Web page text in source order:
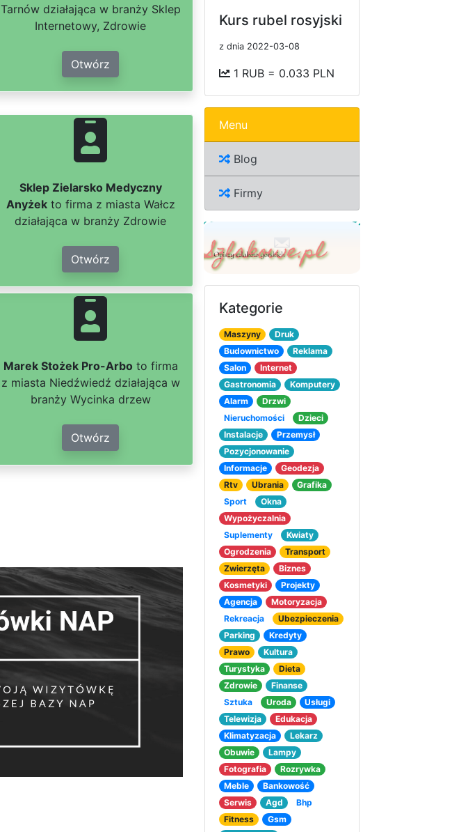
Tarnów działająca w branży Sklep
Internetowy, Zdrowie
Otwórz
Sklep Zielarsko Medyczny
Anyżekto firma z miasta Wałcz
działająca w branży Zdrowie
Otwórz
Marek Stożek Pro-Arbo to firma
z miasta Niedźwiedź działająca w
branży Wycinka drzew
Otwórz
Kurs rubel rosyjski
z dnia 2022-03-08
1 RUB = 0.033 PLN
Menu
Blog
Firmy
Kategorie
Maszyny
Druk
Budownictwo
Reklama
Salon
Internet
Gastronomia
Komputery
Alarm
Drzwi
Nieruchomości
Dzieci
Instalacje
Przemysł
Pozycjonowanie
Informacje
Geodezja
Rtv
Ubrania
Grafika
Sport
Okna
Wypożyczalnia
Suplementy
Kwiaty
Ogrodzenia
Transport
Zwierzęta
Biznes
Kosmetyki
Projekty
Agencja
Motoryzacja
Rekreacja
Ubezpieczenia
Parking
Kredyty
Prawo
Kultura
Turystyka
Dieta
Zdrowie
Finanse
Sztuka
Uroda
Usługi
Telewizja
Edukacja
Klimatyzacja
Lekarz
Obuwie
Lampy
Fotografia
Rozrywka
Meble
Bankowość
Serwis
Agd
Bhp
Fitness
Gsm